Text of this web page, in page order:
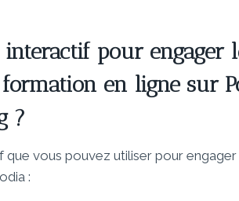
pour engager
en ligne sur
?
vous pouvez utiliser pour engager
: